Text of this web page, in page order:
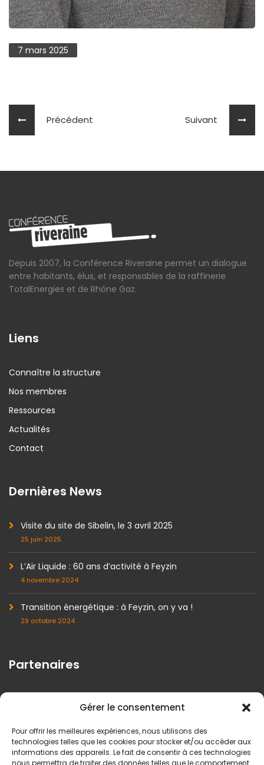
Gérer le consentement
Pour offrir les meilleures expériences, nous utilisons des
technologies telles que les cookies pour stocker et/ou accéder aux
informations des appareils. Le fait de consentir à ces technologies
nous permettra de traiter des données telles que le comportement
7 mars 2025
Précédent Suivant
Depuis 2007, la Conférence Riveraine permet un dialogue
entre habitants, élus, et responsables de la raffinerie
TotalEnergies et de Rhône Gaz.
Liens
Connaître la structure
Nos membres
Ressources
Actualités
Contact
Dernières News
Visite du site de Sibelin, le 3 avril 2025
25 juin 2025
L’Air Liquide : 60 ans d’activité à Feyzin
4 novembre 2024
Transition énergétique : à Feyzin, on y va !
29 octobre 2024
Partenaires